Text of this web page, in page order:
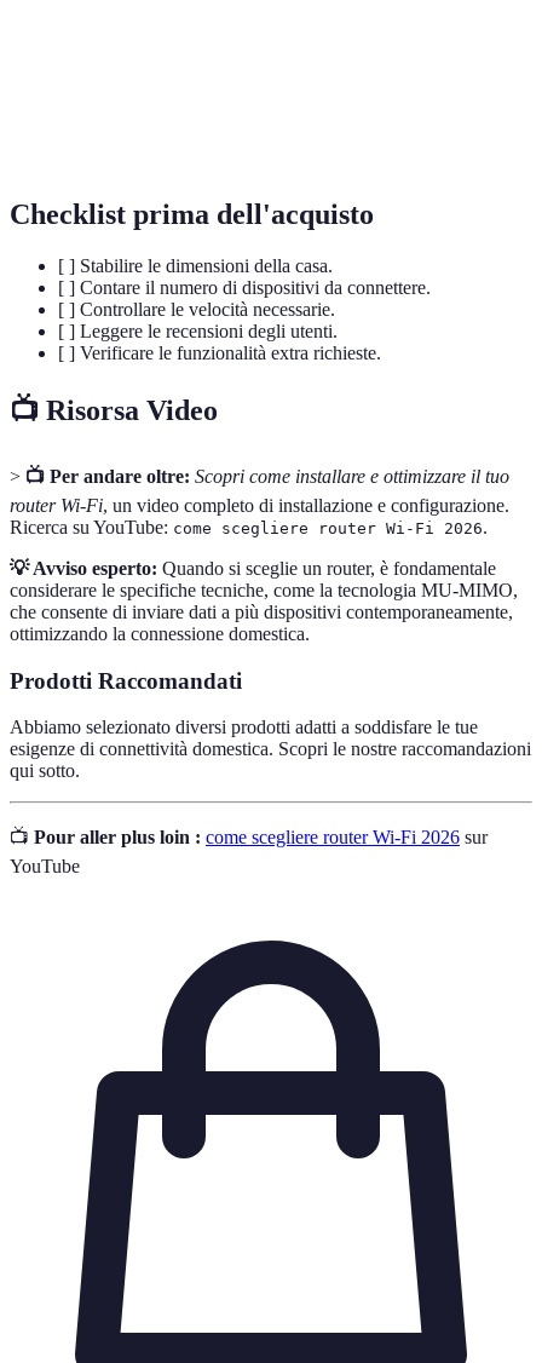
Checklist prima dell'acquisto
[ ] Stabilire le dimensioni della casa.
[ ] Contare il numero di dispositivi da connettere.
[ ] Controllare le velocità necessarie.
[ ] Leggere le recensioni degli utenti.
[ ] Verificare le funzionalità extra richieste.
📺 Risorsa Video
> 📺 Per andare oltre: Scopri come installare e ottimizzare il tuo
router Wi-Fi, un video completo di installazione e configurazione.
Ricerca su YouTube: come scegliere router Wi-Fi 2026.
💡 Avviso esperto: Quando si sceglie un router, è fondamentale
considerare le specifiche tecniche, come la tecnologia MU-MIMO,
che consente di inviare dati a più dispositivi contemporaneamente,
ottimizzando la connessione domestica.
Prodotti Raccomandati
Abbiamo selezionato diversi prodotti adatti a soddisfare le tue
esigenze di connettività domestica. Scopri le nostre raccomandazioni
qui sotto.
📺 Pour aller plus loin : come scegliere router Wi-Fi 2026 sur
YouTube